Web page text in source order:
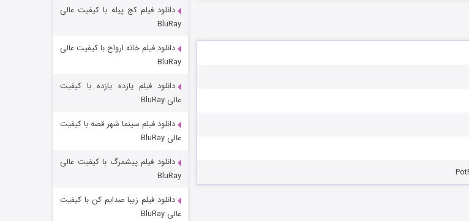
شوگر فصل ۲
خاندان اژدها فصل ۳
دانلود فیلم کج‌ پیله با کیفیت عالی
BluRay
دانلود فیلم خانه ارواح با کیفیت عالی
BluRay
دانلود فیلم یازده یازده با کیفیت
عالی BluRay
دانلود فیلم سینما شهر قصه با کیفیت
عالی BluRay
دانلود فیلم پیشمرگ با کیفیت عالی
BluRay
دانلود فیلم زیبا صدایم کن با کیفیت
عالی BluRay